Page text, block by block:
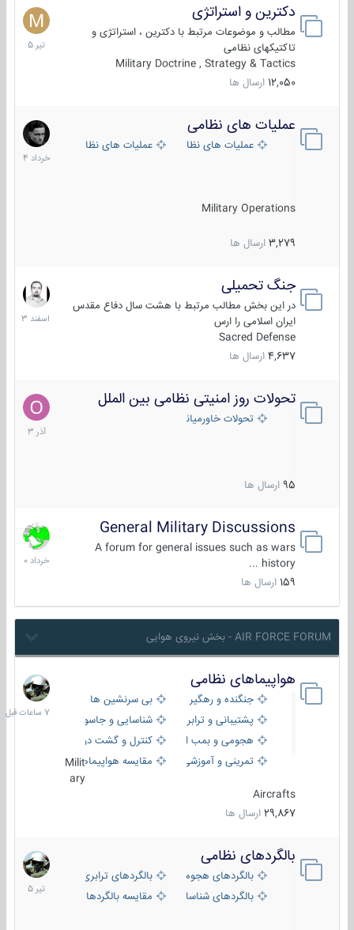
دکترین و استراتژی
مطالب و موضوعات مرتبط با دکترین ، استراتژی و
تاکتیکهای نظامی
Military Doctrine , Strategy & Tactics
12,050 ارسال ها
27
تیر
1405
عملیات های نظامی
عملیات های نظامی ایرانعملیات های نظامی خارجی
Military Operations
3,279 ارسال ها
5
خرداد
1404
جنگ تحمیلی
در این بخش مطالب مرتبط با هشت سال دفاع مقدس
ایران اسلامی را ارس
Sacred Defense
4,637 ارسال ها
20
اسفند
1403
تحولات روز امنیتی نظامی بین الملل
تحولات خاورمیانه
95 ارسال ها
21
آذر
1403
General Military Discussions
A forum for general issues such as wars
history ...
159 ارسال ها
10
خرداد
1400
AIR FORCE FORUM - بخش نیروی هوایی
هواپیماهای نظامی
جنگنده و رهگیر
بی سرنشین ها
پشتیبانی و ترابری
شناسایی و جاسوسی
هجومی و بمب افکن
کنترل و گشت دریایی
تمرینی و آموزشی
مقایسه هواپیماهاMilit
ary
Aircrafts
29,867 ارسال ها
7
ساعات
قبل
بالگردهای نظامی
بالگردهای هجومی
بالگردهای ترابری
بالگردهای شناسایی
مقایسه بالگردها
22
تیر
1405